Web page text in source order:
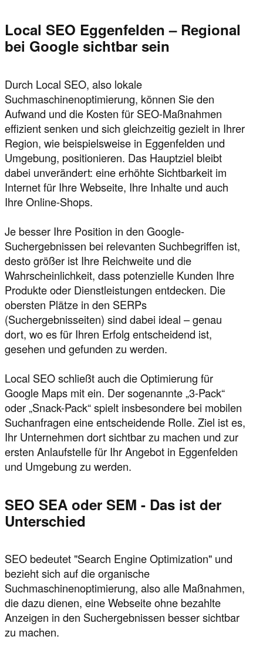
Local SEO Eggenfelden – Regional
bei Google sichtbar sein
Durch Local SEO, also lokale
Suchmaschinenoptimierung, können Sie den
Aufwand und die Kosten für SEO-Maßnahmen
effizient senken und sich gleichzeitig gezielt in Ihrer
Region, wie beispielsweise in Eggenfelden und
Umgebung, positionieren. Das Hauptziel bleibt
dabei unverändert: eine erhöhte Sichtbarkeit im
Internet für Ihre Webseite, Ihre Inhalte und auch
Ihre Online-Shops.
Je besser Ihre Position in den Google-
Suchergebnissen bei relevanten Suchbegriffen ist,
desto größer ist Ihre Reichweite und die
Wahrscheinlichkeit, dass potenzielle Kunden Ihre
Produkte oder Dienstleistungen entdecken. Die
obersten Plätze in den SERPs
(Suchergebnisseiten) sind dabei ideal – genau
dort, wo es für Ihren Erfolg entscheidend ist,
gesehen und gefunden zu werden.
Local SEO schließt auch die Optimierung für
Google Maps mit ein. Der sogenannte „3-Pack“
oder „Snack-Pack“ spielt insbesondere bei mobilen
Suchanfragen eine entscheidende Rolle. Ziel ist es,
Ihr Unternehmen dort sichtbar zu machen und zur
ersten Anlaufstelle für Ihr Angebot in Eggenfelden
und Umgebung zu werden.
SEO SEA oder SEM - Das ist der
Unterschied
SEO bedeutet "Search Engine Optimization" und
bezieht sich auf die organische
Suchmaschinenoptimierung, also alle Maßnahmen,
die dazu dienen, eine Webseite ohne bezahlte
Anzeigen in den Suchergebnissen besser sichtbar
zu machen.